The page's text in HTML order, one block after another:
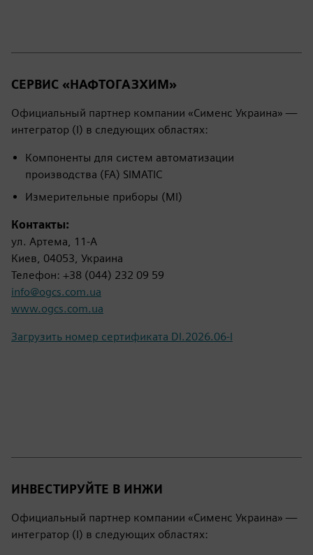
СЕРВИС «НАФТОГАЗХИМ»
Официальный партнер компании «Сименс Украина» —
интегратор (I) в следующих областях:
Компоненты для систем автоматизации
производства (FA) SIMATIC
Измерительные приборы (MI)
Контакты:
ул. Артема, 11-А
Киев, 04053, Украина
Телефон: +38 (044) 232 09 59
info@ogcs.com.ua
www.ogcs.com.ua
Загрузить номер сертификата DI.2026.06-I
ИНВЕСТИРУЙТЕ В ИНЖИ
Официальный партнер компании «Сименс Украина» —
интегратор (I) в следующих областях: